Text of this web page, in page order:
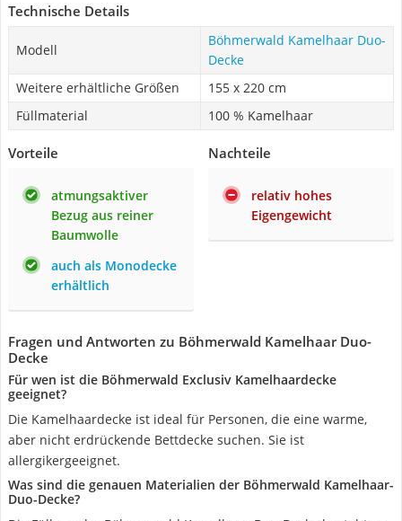
Technische Details
Modell
Böhmerwald Kamelhaar Duo-
Decke
Weitere erhältliche Größen
155 x 220 cm
Füllmaterial
100 % Kamelhaar
Vorteile
atmungsaktiver
Bezug aus reiner
Baumwolle
auch als Monodecke
erhältlich
Nachteile
relativ hohes
Eigengewicht
Fragen und Antworten zu Böhmerwald Kamelhaar Duo-
Decke
Für wen ist die Böhmerwald Exclusiv Kamelhaardecke
geeignet?
Die Kamelhaardecke ist ideal für Personen, die eine warme,
aber nicht erdrückende Bettdecke suchen. Sie ist
allergikergeeignet.
Was sind die genauen Materialien der Böhmerwald Kamelhaar-
Duo-Decke?